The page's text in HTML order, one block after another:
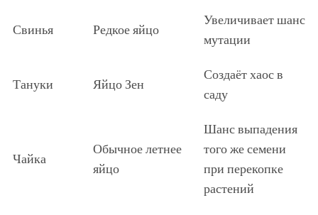
Свинья Редкое яйцо
Увеличивает шанс
мутации
Тануки Яйцо Зен
Создаёт хаос в
саду
Чайка
Обычное летнее
яйцо
Шанс выпадения
того же семени
при перекопке
растений